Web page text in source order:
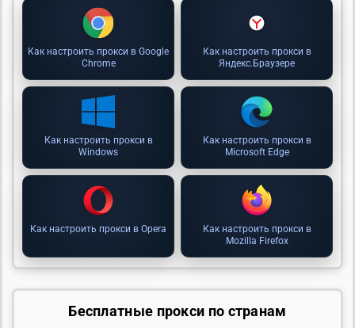
Как настроить прокси в Google
Chrome
Как настроить прокси в
Яндекс.Браузере
Как настроить прокси в
Windows
Как настроить прокси в
Microsoft Edge
Как настроить прокси в Opera
Как настроить прокси в
Mozilla Firefox
Бесплатные прокси по странам